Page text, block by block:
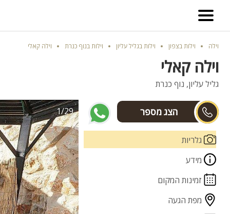
וילה וילות בצפון וילות בגליל עליון וילות בנוף כנרת וילה קאלי
וילה קאלי
גליל עליון, נוף כנרת
גלריות
מידע
זמינות המקום
מפת הגעה
1/29